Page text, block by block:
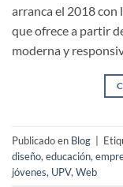
arranca el 2018 con
que ofrece a partir
moderna y
Publicado en Blog
diseño, educación,
jóvenes, UPV, Web